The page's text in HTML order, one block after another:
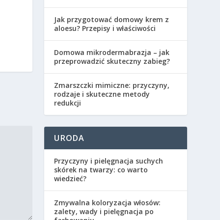
Jak przygotować domowy krem z
aloesu? Przepisy i właściwości
Domowa mikrodermabrazja – jak
przeprowadzić skuteczny zabieg?
Zmarszczki mimiczne: przyczyny,
rodzaje i skuteczne metody
redukcji
URODA
Przyczyny i pielęgnacja suchych
skórek na twarzy: co warto
wiedzieć?
Zmywalna koloryzacja włosów:
zalety, wady i pielęgnacja po